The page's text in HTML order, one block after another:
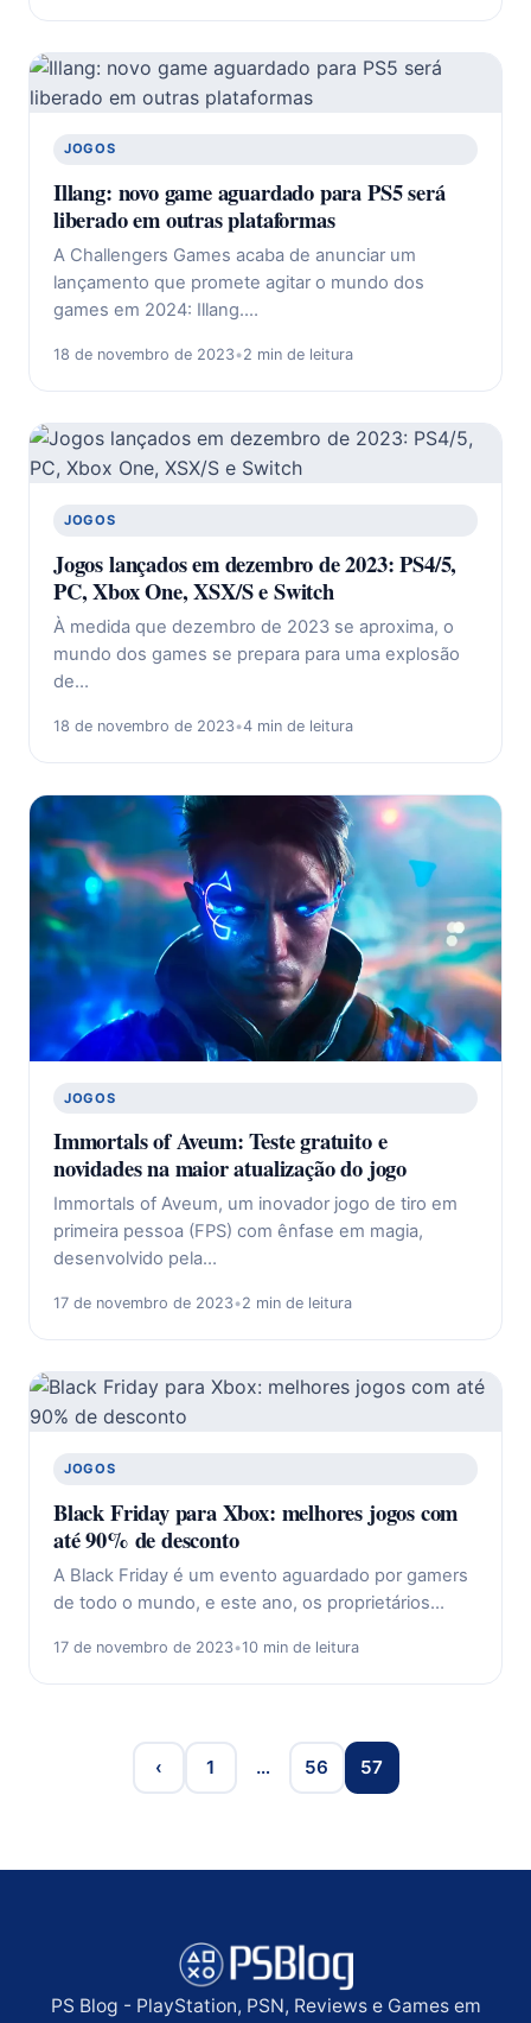
JOGOS
Illang: novo game aguardado para PS5 será
liberado em outras plataformas
A Challengers Games acaba de anunciar um
lançamento que promete agitar o mundo dos
games em 2024: Illang.…
18 de novembro de 2023•2 min de leitura
JOGOS
Jogos lançados em dezembro de 2023: PS4/5,
PC, Xbox One, XSX/S e Switch
À medida que dezembro de 2023 se aproxima, o
mundo dos games se prepara para uma explosão
de…
18 de novembro de 2023•4 min de leitura
JOGOS
Immortals of Aveum: Teste gratuito e
novidades na maior atualização do jogo
Immortals of Aveum, um inovador jogo de tiro em
primeira pessoa (FPS) com ênfase em magia,
desenvolvido pela…
17 de novembro de 2023•2 min de leitura
JOGOS
Black Friday para Xbox: melhores jogos com
até 90% de desconto
A Black Friday é um evento aguardado por gamers
de todo o mundo, e este ano, os proprietários…
17 de novembro de 2023•10 min de leitura
‹ 1 … 56 57
PS Blog - PlayStation, PSN, Reviews e Games em